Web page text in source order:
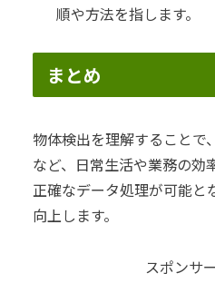
順や方法を指します。
まとめ
物体検出を理解することで
など、日常生活や業務の効
正確なデータ処理が可能と
向上します。
スポンサ